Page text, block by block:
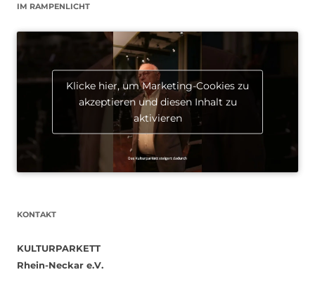
IM RAMPENLICHT
Klicke hier, um Marketing-Cookies zu
akzeptieren und diesen Inhalt zu
aktivieren
KONTAKT
KULTURPARKETT
Rhein-Neckar e.V.